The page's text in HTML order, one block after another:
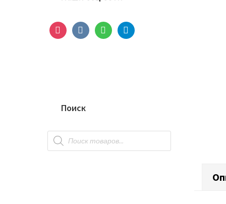
instagramvkontaktewhatsapptelegram
Поиск
Поиск
товаров